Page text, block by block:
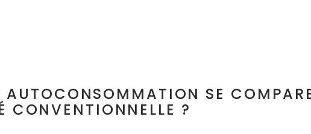
AUTOCONSOMMATION SE
CONVENTIONNELLE ?